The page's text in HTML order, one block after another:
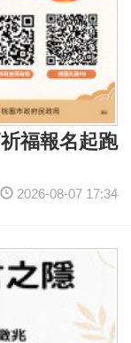
福報名起跑
2026-08-07 17:34